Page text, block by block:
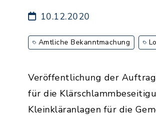
10.12.2020
Amtliche Bekanntmachung
Veröffentlichung der
für die
Kleinkläranlagen für die